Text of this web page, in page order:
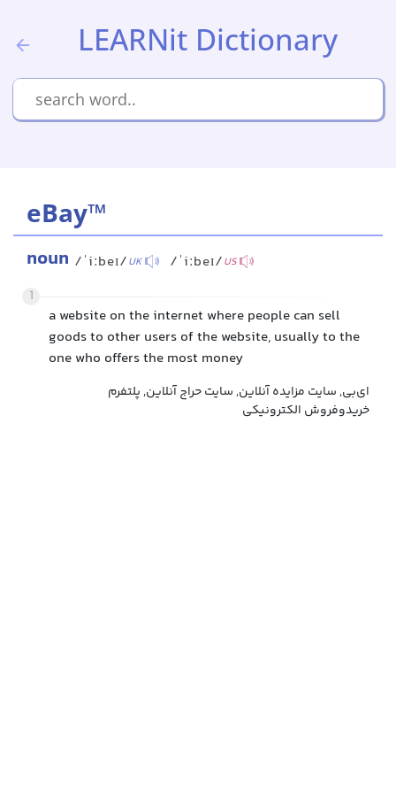
LEARNit Dictionary
eBay™
noun /ˈiːbeɪ/UK /ˈiːbeɪ/US
1
a website on the internet where people can sell
goods to other users of the website, usually to the
one who offers the most money
ای‌بی, سایت مزایده آنلاین, سایت حراج آنلاین, پلتفرم
خریدوفروش الکترونیکی